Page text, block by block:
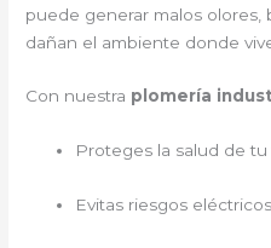
puede generar malos olores,
dañan el ambiente donde
Con nuestra plomería
Proteges la salud de tu
Evitas riesgos